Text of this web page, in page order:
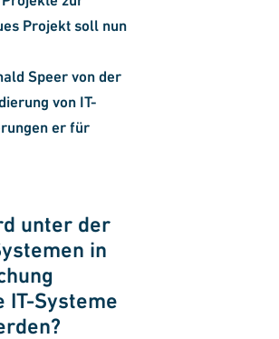
Projekt soll nun
Speer von der
von IT-
er für
unter der
in
IT-Systeme